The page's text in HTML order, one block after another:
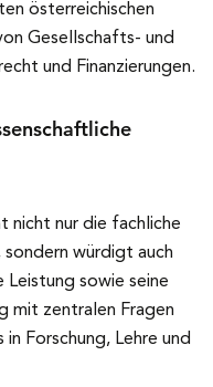
österreichischen
Gesellschafts- und
und Finanzierungen.
nicht nur die fachliche
würdigt auch
Leistung sowie seine
mit zentralen Fragen
Forschung, Lehre und